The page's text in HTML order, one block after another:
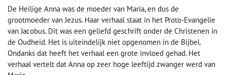
De Heilige Anna was de moeder van Maria, en dus de
grootmoeder van Jezus. Haar verhaal staat in het Proto-Evangelie
van Jacobus. Dit was een geliefd geschrift onder de Christenen in
de Oudheid. Het is uiteindelijk niet opgenomen in de Bijbel.
Ondanks dat heeft het verhaal een grote invloed gehad. Het
verhaal vertelt dat Anna op zeer hoge leeftijd zwanger werd van